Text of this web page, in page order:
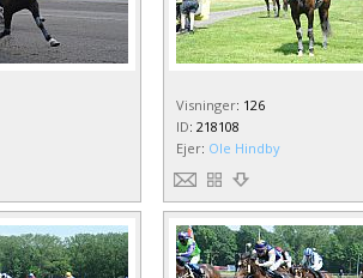
Visninger: 126
ID: 218108
Ejer: Ole Hindby